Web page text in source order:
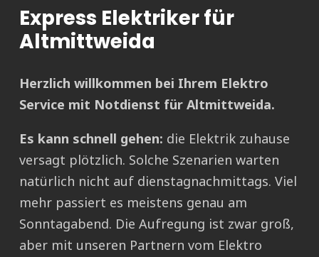
Express Elektriker für
Altmittweida
Herzlich willkommen bei Ihrem Elektro
Service mit Notdienst für Altmittweida.
Es kann schnell gehen: die Elektrik zuhause
versagt plötzlich. Solche Szenarien warten
natürlich nicht auf dienstagnachmittags. Viel
mehr passiert es meistens genau am
Sonntagabend. Die Aufregung ist zwar groß,
aber mit unseren Partnern vom Elektro